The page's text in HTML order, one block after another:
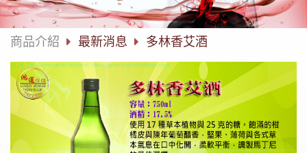
商品介紹 最新消息 多林香艾酒